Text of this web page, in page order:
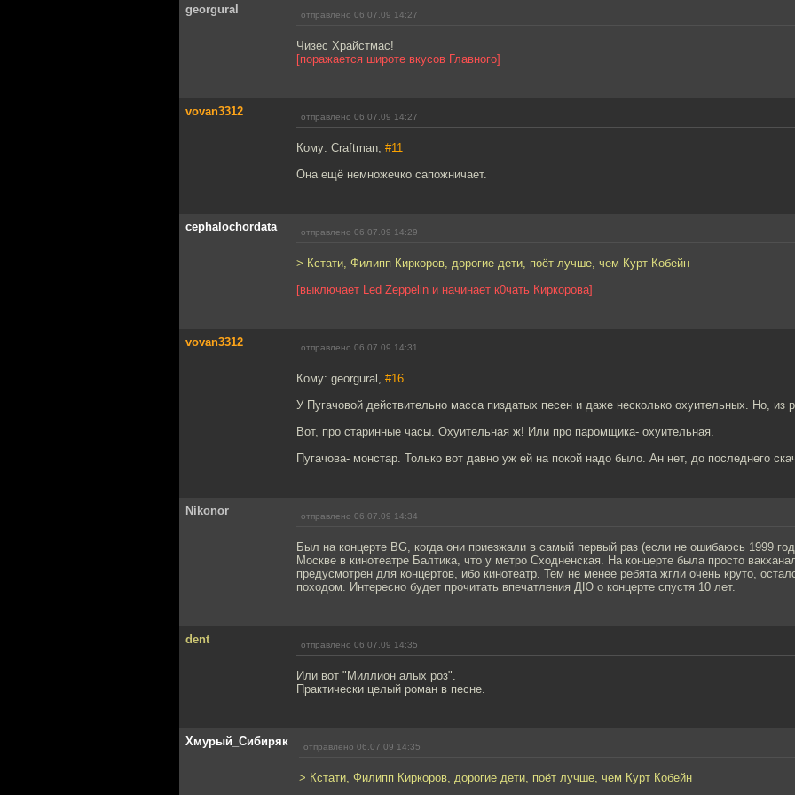
georgural отправлено 06.07.09 14:27
Чизес Храйстмас!
[поражается широте вкусов Главного]
vovan3312 отправлено 06.07.09 14:27
Кому: Craftman, #11
Она ещё немножечко сапожничает.
cephalochordata отправлено 06.07.09 14:29
> Кстати, Филипп Киркоров, дорогие дети, поёт лучше, чем Курт Кобейн
[выключает Led Zeppelin и начинает к0чать Киркорова]
vovan3312 отправлено 06.07.09 14:31
Кому: georgural, #16
У Пугачовой действительно масса пиздатых песен и даже несколько охуительных. Но, из
Вот, про старинные часы. Охуительная ж! Или про паромщика- охуительная.
Пугачова- монстар. Только вот давно уж ей на покой надо было. Ан нет, до последнего
Nikonor отправлено 06.07.09 14:34
Был на концерте BG, когда они приезжали в самый первый раз (если не ошибаюсь 1999
Москве в кинотеатре Балтика, что у метро Сходненская. На концерте была просто
предусмотрен для концертов, ибо кинотеатр. Тем не менее ребята жгли очень круто,
походом. Интересно будет прочитать впечатления ДЮ о концерте спустя 10 лет.
dent отправлено 06.07.09 14:35
Или вот "Миллион алых роз".
Практически целый роман в песне.
Хмурый_Сибиряк отправлено 06.07.09 14:35
> Кстати, Филипп Киркоров, дорогие дети, поёт лучше, чем Курт Кобейн